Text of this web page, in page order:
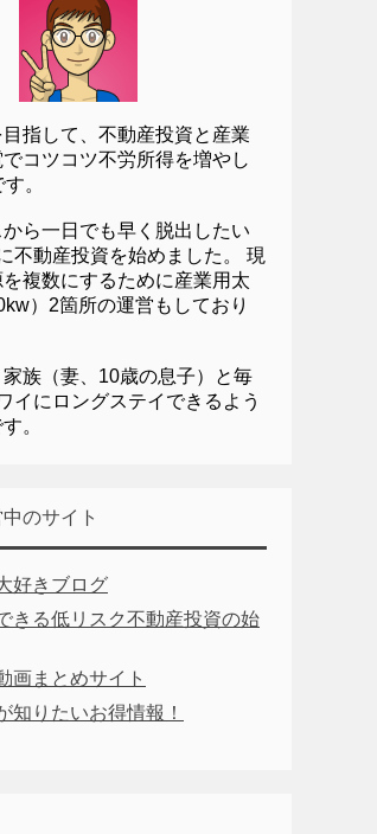
指して、不動産投資と産業
コツコツ不労所得を増やし
。
ら一日でも早く脱出したい
不動産投資を始めました。 現
複数にするために産業用太
）2箇所の運営もしており
族（妻、10歳の息子）と毎
イにロングステイできるよう
。
のサイト
好きブログ
きる低リスク不動産投資の始
画まとめサイト
知りたいお得情報！